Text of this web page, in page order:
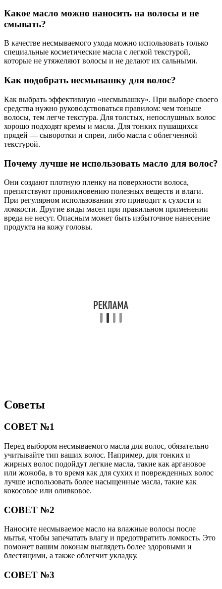
Какое масло можно наносить на волосы и не
смывать?
В качестве несмываемого ухода можно использовать только
специальные косметические масла с легкой текстурой,
которые не утяжеляют волосы и не делают их сальными.
Как подобрать несмывашку для волос?
Как выбрать эффективную «несмывашку». При выборе своего
средства нужно руководствоваться правилом: чем тоньше
волосы, тем легче текстура. Для толстых, непослушных волос
хорошо подходят кремы и масла. Для тонких пушащихся
прядей — сыворотки и спреи, либо масла с облегченной
текстурой.
Почему лучше не использовать масло для волос?
Они создают плотную пленку на поверхности волоса,
препятствуют проникновению полезных веществ и влаги.
При регулярном использовании это приводит к сухости и
ломкости. Другие виды масел при правильном применении
вреда не несут. Опасным может быть избыточное нанесение
продукта на кожу головы.
Советы
СОВЕТ №1
Перед выбором несмываемого масла для волос, обязательно
учитывайте тип ваших волос. Например, для тонких и
жирных волос подойдут легкие масла, такие как аргановое
или жожоба, в то время как для сухих и поврежденных волос
лучше использовать более насыщенные масла, такие как
кокосовое или оливковое.
СОВЕТ №2
Наносите несмываемое масло на влажные волосы после
мытья, чтобы запечатать влагу и предотвратить ломкость. Это
поможет вашим локонам выглядеть более здоровыми и
блестящими, а также облегчит укладку.
СОВЕТ №3